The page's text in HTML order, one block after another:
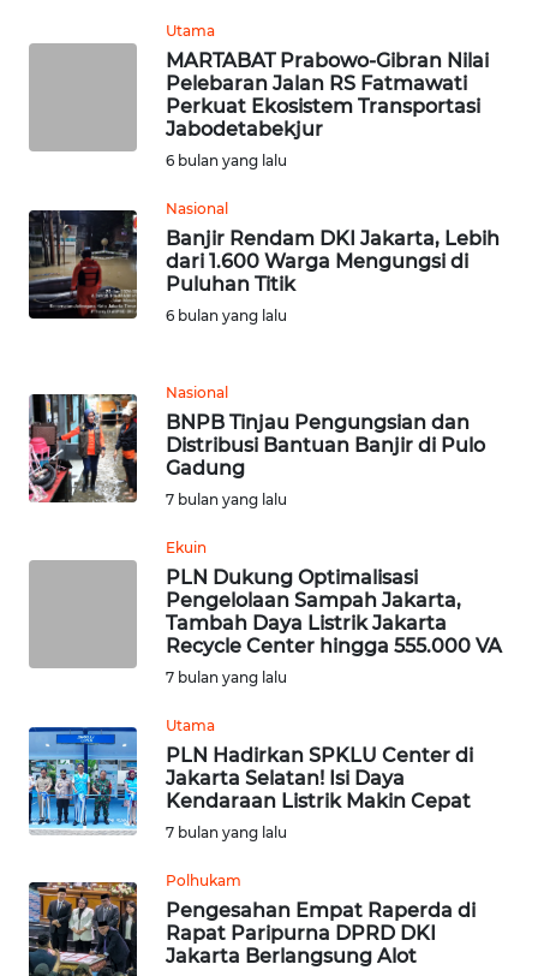
Utama
MARTABAT Prabowo-Gibran Nilai
Pelebaran Jalan RS Fatmawati
Perkuat Ekosistem Transportasi
Jabodetabekjur
6 bulan yang lalu
Nasional
Banjir Rendam DKI Jakarta, Lebih
dari 1.600 Warga Mengungsi di
Puluhan Titik
6 bulan yang lalu
Nasional
BNPB Tinjau Pengungsian dan
Distribusi Bantuan Banjir di Pulo
Gadung
7 bulan yang lalu
Ekuin
PLN Dukung Optimalisasi
Pengelolaan Sampah Jakarta,
Tambah Daya Listrik Jakarta
Recycle Center hingga 555.000 VA
7 bulan yang lalu
Utama
PLN Hadirkan SPKLU Center di
Jakarta Selatan! Isi Daya
Kendaraan Listrik Makin Cepat
7 bulan yang lalu
Polhukam
Pengesahan Empat Raperda di
Rapat Paripurna DPRD DKI
Jakarta Berlangsung Alot
WN
SUMSEL
WN
WN
LAMPUNG
WN
WN
WN
JATIM
BALI
WN
KALBAR